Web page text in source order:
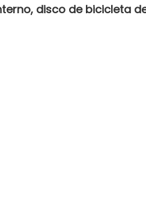
disco de bicicleta